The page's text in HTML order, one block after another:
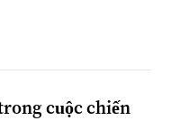
cuộc chiến